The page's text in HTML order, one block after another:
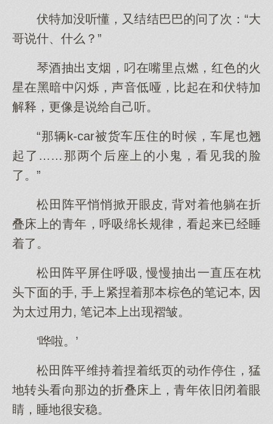
伏特加没听懂，又结结巴巴的问了次：“大
哥说什、什么？”
琴酒抽出支烟，叼在嘴里点燃，红色的火
星在黑暗中闪烁，声音低哑，比起在和伏特加
解释，更像是说给自己听。
“那辆k-car被货车压住的时候，车尾也翘
起了……那两个后座上的小鬼，看见我的脸
了。”
松田阵平悄悄掀开眼皮, 背对着他躺在折
叠床上的青年，呼吸绵长规律，看起来已经睡
着了。
松田阵平屏住呼吸, 慢慢抽出一直压在枕
头下面的手, 手上紧捏着那本棕色的笔记本, 因
为太过用力, 笔记本上出现褶皱。
‘哗啦。’
松田阵平维持着捏着纸页的动作停住，猛
地转头看向那边的折叠床上，青年依旧闭着眼
睛，睡地很安稳。